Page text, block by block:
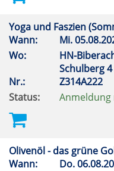
Yoga und Faszien
Wann:
Mi.
Wo:
HN-
Schulberg 4
Nr.:
Z314A222
Status:
Anmeldung
Olivenöl - das grüne
Wann:
Do.